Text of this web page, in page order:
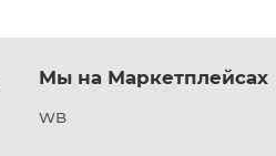
Мы на Маркетплейсах
WB